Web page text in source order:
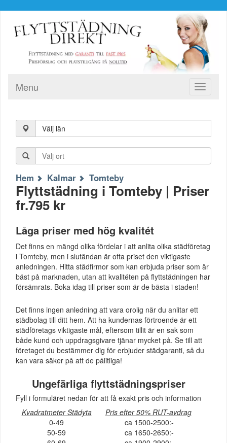
Toggle
Menu
Välj län
Hem Kalmar Tomteby
Flyttstädning i Tomteby | Priser
fr.795 kr
Låga priser med hög kvalitét
Det finns en mängd olika fördelar i att anlita olika städföretag
i Tomteby, men i slutändan är ofta priset den viktigaste
anledningen. Hitta städfirmor som kan erbjuda priser som är
bäst på marknaden, utan att kvalitéten på flyttstädningen har
försämrats. Boka idag till priser som är de bästa i staden!
Det finns ingen anledning att vara orolig när du anlitar ett
städbolag till ditt hem. Att ha kundernas förtroende är ett
städföretags viktigaste mål, eftersom tillit är en sak som
både kund och uppdragsgivare tjänar mycket på. Se till att
företaget du bestämmer dig för erbjuder städgaranti, så du
kan vara säker på att de pålitliga!
Ungefärliga flyttstädningspriser
Fyll i formuläret nedan för att få exakt pris och information
Kvadratmeter Städyta
Pris efter 50% RUT-avdrag
0-49
ca 1500-2500:-
50-59
ca 1650-2650:-